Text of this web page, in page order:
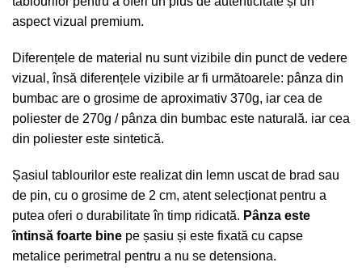
aspect vizual premium.
Diferențele de material nu sunt vizibile din punct de vedere
vizual, însă diferențele vizibile ar fi următoarele: pânza din
bumbac are o grosime de aproximativ 370g, iar cea de
poliester de 270g / pânza din bumbac este naturală. iar cea
din poliester este sintetică.
Șasiul tablourilor este realizat din lemn uscat de brad sau
de pin, cu o grosime de 2 cm, atent selecționat pentru a
putea oferi o durabilitate în timp ridicată. Pânza este
întinsă foarte bine pe șasiu și este fixată cu capse
metalice perimetral pentru a nu se detensiona.